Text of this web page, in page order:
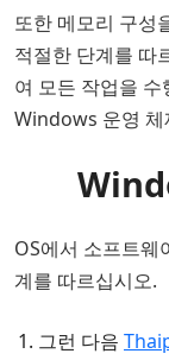
또한 메모리 구성
적절한 단계를 따
여 모든 작업을
Windows 운영 체
OS에서 소프트웨
계를 따르십시오.
그런 다음